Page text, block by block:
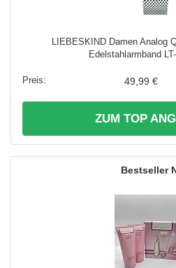
LIEBESKIND Damen Analog
Edelstahlarmband
49,99 €
ZUM TOP